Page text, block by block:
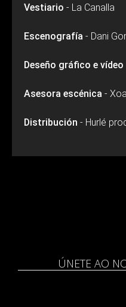
Vestiario - La Canalla
Escenografía - Dani
Deseño gráfico e vídeo
Asesora escénica -
Distribución - Hurlé
ÚNETE AO